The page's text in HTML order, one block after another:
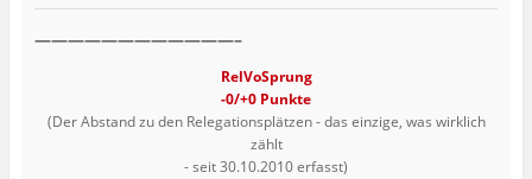
————————————–
RelVoSprung
-0/+0 Punkte
(Der Abstand zu den Relegationsplätzen - das einzige, was wirklich
zählt
- seit 30.10.2010 erfasst)